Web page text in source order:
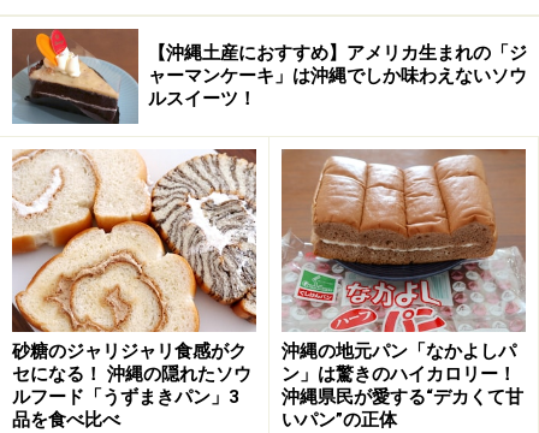
こちらのメニューは、中東ワインや豊富なカクテルなど
のアルコールが飲み放題になるコース料理のみ（2500円
～4500円※税別）で、注文したのは料理が6品～7品つく
「MishMishコース」（3500円※税別）です。その料理の
一部をご紹介しましょう。
中東を丸ごと堪能できるコース料理
まず最初にやってきたのが 「フムス」。ヒヨコ豆とゴマ
【沖縄土産におすすめ】アメリカ生まれの「ジ
ャーマンケーキ」は沖縄でしか味わえないソウ
ルスイーツ！
砂糖のジャリジャリ食感がク
セになる！ 沖縄の隠れたソウ
ルフード「うずまきパン」3
品を食べ比べ
沖縄の地元パン「なかよしパ
ン」は驚きのハイカロリー！
沖縄県民が愛する“デカくて甘
いパン”の正体